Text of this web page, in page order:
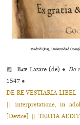
Madrid (Es), Universidad
▨Baïf Lazare (de) ● De
1547 ●
DE RE VESTIARIA
|| interpretatione, in
[Device] || TERTIA